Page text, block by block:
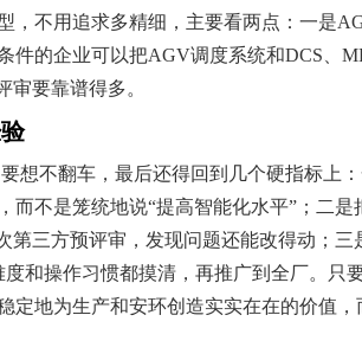
，不用追求多精细，主要看两点：一是
件的企业可以把AGV调度系统和DCS、
审要靠谱得多。
想不翻车，最后还得回到几个硬指标上
而不是笼统地说“提高智能化水平”；二
第三方预评审，发现问题还能改得动；
和操作习惯都摸清，再推广到全厂。只
定地为生产和安环创造实实在在的价值，